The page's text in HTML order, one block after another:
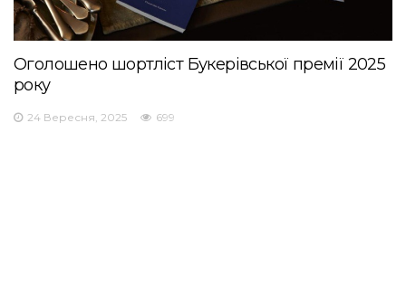
Оголошено шортліст Букерівської премії 2025
року
24 Вересня, 2025 699